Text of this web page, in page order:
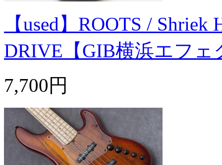
【used】ROOTS /
DRIVE【GIB横浜エフェ
7,700円